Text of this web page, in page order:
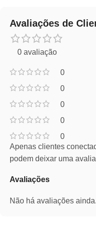
Avaliações de
0 avaliação
0
0
0
0
0
Avaliações
Não há avaliações ainda.
Apenas clientes
podem deixar uma